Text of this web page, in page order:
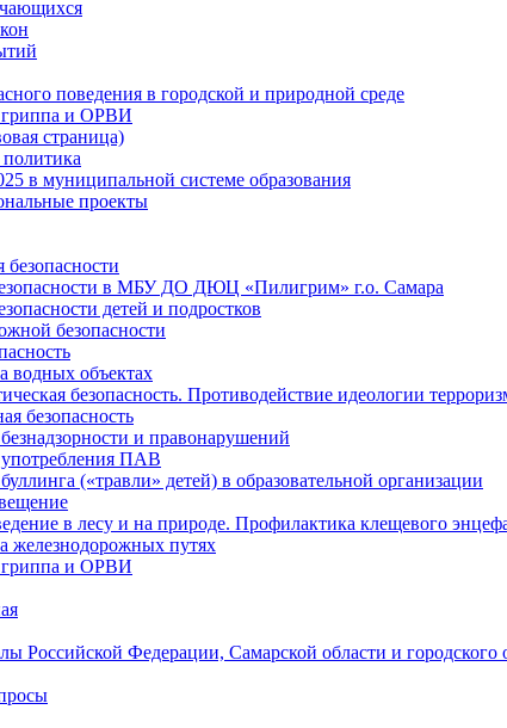
поведения в городской и природной среде
гриппа и ОРВИ
страница)
в муниципальной системе образования
проекты
безопасности
в МБУ ДО ДЮЦ «Пилигрим» г.о. Самара
детей и подростков
безопасности
водных объектах
безопасность. Противодействие идеологии
безопасность
и правонарушений
ПАВ
(«травли» детей) в образовательной организации
в лесу и на природе. Профилактика клещевого
железнодорожных путях
гриппа и ОРВИ
Российской Федерации, Самарской области и городского